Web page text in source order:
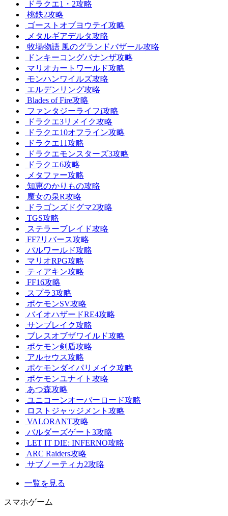
ドラクエ1・2攻略
桃鉄2攻略
ゴーストオブヨウテイ攻略
メタルギアデルタ攻略
牧場物語 風のグランドバザール攻略
ドンキーコングバナンザ攻略
マリオカートワールド攻略
モンハンワイルズ攻略
エルデンリング攻略
Blades of Fire攻略
ファンタジーライフi攻略
ドラクエ3リメイク攻略
ドラクエ10オフライン攻略
ドラクエ11攻略
ドラクエモンスターズ3攻略
ドラクエ6攻略
メタファー攻略
知恵のかりもの攻略
魔女の泉R攻略
ドラゴンズドグマ2攻略
TGS攻略
ステラーブレイド攻略
FF7リバース攻略
パルワールド攻略
マリオRPG攻略
ティアキン攻略
FF16攻略
スプラ3攻略
ポケモンSV攻略
バイオハザードRE4攻略
サンブレイク攻略
ブレスオブザワイルド攻略
ポケモン剣盾攻略
アルセウス攻略
ポケモンダイパリメイク攻略
ポケモンユナイト攻略
あつ森攻略
ユニコーンオーバーロード攻略
ロストジャッジメント攻略
VALORANT攻略
バルダーズゲート3攻略
LET IT DIE: INFERNO攻略
ARC Raiders攻略
サブノーティカ2攻略
一覧を見る
スマホゲーム